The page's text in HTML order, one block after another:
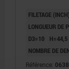
FILETAGE
LONGUEUR DE
D3=10
H=44,5
NOMBRE DE
Référence: